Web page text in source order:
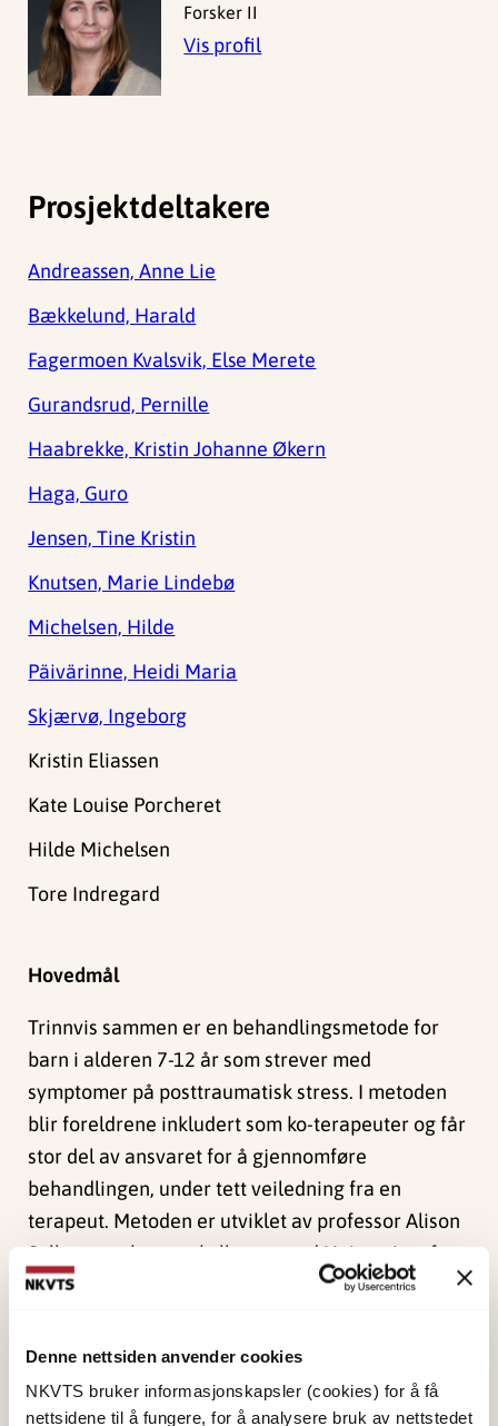
Denne nettsiden anvender cookies
NKVTS bruker informasjonskapsler (cookies) for å få
nettsidene til å fungere, for å analysere bruk av nettstedet
Forsker II
Vis profil
Prosjektdeltakere
Andreassen, Anne Lie
Bækkelund, Harald
Fagermoen Kvalsvik, Else Merete
Gurandsrud, Pernille
Haabrekke, Kristin Johanne Økern
Haga, Guro
Jensen, Tine Kristin
Knutsen, Marie Lindebø
Michelsen, Hilde
Päivärinne, Heidi Maria
Skjærvø, Ingeborg
Kristin Eliassen
Kate Louise Porcheret
Hilde Michelsen
Tore Indregard
Hovedmål
Trinnvis sammen er en behandlingsmetode for
barn i alderen 7-12 år som strever med
symptomer på posttraumatisk stress. I metoden
blir foreldrene inkludert som ko-terapeuter og får
stor del av ansvaret for å gjennomføre
behandlingen, under tett veiledning fra en
terapeut. Metoden er utviklet av professor Alison
Salloum og hennes kollegaer ved University of
South Florida, og flere studier har vist gode
testet ut i et annet land.
I perioden 2019-2022 gjennomførte NKVTS en